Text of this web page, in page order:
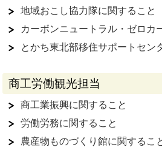
地域おこし協力隊に関すること
カーボンニュートラル・ゼロカ
とかち東北部移住サポートセン
商工労働観光担当
商工業振興に関すること
労働労務に関すること
農産物ものづくり館に関するこ